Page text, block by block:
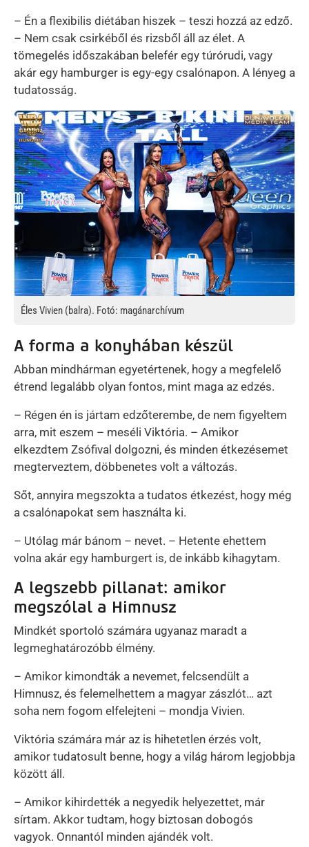
– Én a flexibilis diétában hiszek – teszi hozzá az edző.
– Nem csak csirkéből és rizsből áll az élet. A
tömegelés időszakában belefér egy túrórudi, vagy
akár egy hamburger is egy-egy csalónapon. A lényeg a
tudatosság.
Kép
Éles Vivien (balra). Fotó: magánarchívum
A forma a konyhában készül
Abban mindhárman egyetértenek, hogy a megfelelő
étrend legalább olyan fontos, mint maga az edzés.
– Régen én is jártam edzőterembe, de nem figyeltem
arra, mit eszem – meséli Viktória. – Amikor
elkezdtem Zsófival dolgozni, és minden étkezésemet
megterveztem, döbbenetes volt a változás.
Sőt, annyira megszokta a tudatos étkezést, hogy még
a csalónapokat sem használta ki.
– Utólag már bánom – nevet. – Hetente ehettem
volna akár egy hamburgert is, de inkább kihagytam.
A legszebb pillanat: amikor
megszólal a Himnusz
Mindkét sportoló számára ugyanaz maradt a
legmeghatározóbb élmény.
– Amikor kimondták a nevemet, felcsendült a
Himnusz, és felemelhettem a magyar zászlót… azt
soha nem fogom elfelejteni – mondja Vivien.
Viktória számára már az is hihetetlen érzés volt,
amikor tudatosult benne, hogy a világ három legjobbja
között áll.
– Amikor kihirdették a negyedik helyezettet, már
sírtam. Akkor tudtam, hogy biztosan dobogós
vagyok. Onnantól minden ajándék volt.